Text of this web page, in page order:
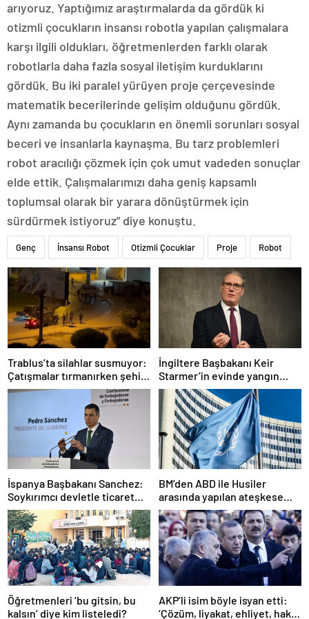
arıyoruz. Yaptığımız araştırmalarda da gördük ki
otizmli çocukların insansı robotla yapılan çalışmalara
karşı ilgili oldukları, öğretmenlerden farklı olarak
robotlarla daha fazla sosyal iletişim kurduklarını
gördük. Bu iki paralel yürüyen proje çerçevesinde
matematik becerilerinde gelişim olduğunu gördük.
Aynı zamanda bu çocukların en önemli sorunları sosyal
beceri ve insanlarla kaynaşma. Bu tarz problemleri
robot aracılığı çözmek için çok umut vadeden sonuçlar
elde ettik. Çalışmalarımızı daha geniş kapsamlı
toplumsal olarak bir yarara dönüştürmek için
sürdürmek istiyoruz” diye konuştu.
Genç İnsansı Robot Otizmli Çocuklar Proje Robot
Trablus’ta silahlar susmuyor:
Çatışmalar tırmanırken şehir
alarmda
İngiltere Başbakanı Keir
Starmer’in evinde yangın
çıktı
İspanya Başbakanı Sanchez:
Soykırımcı devletle ticaret
yapmayız
BM’den ABD ile Husiler
arasında yapılan ateşkese
ilişkin değerlendirme
Öğretmenleri ‘bu gitsin, bu
kalsın’ diye kim listeledi?
AKP’li isim böyle isyan etti:
‘Çözüm, liyakat, ehliyet, hak,